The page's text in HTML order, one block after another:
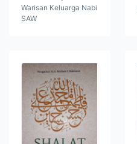
Warisan Keluarga Nabi
SAW